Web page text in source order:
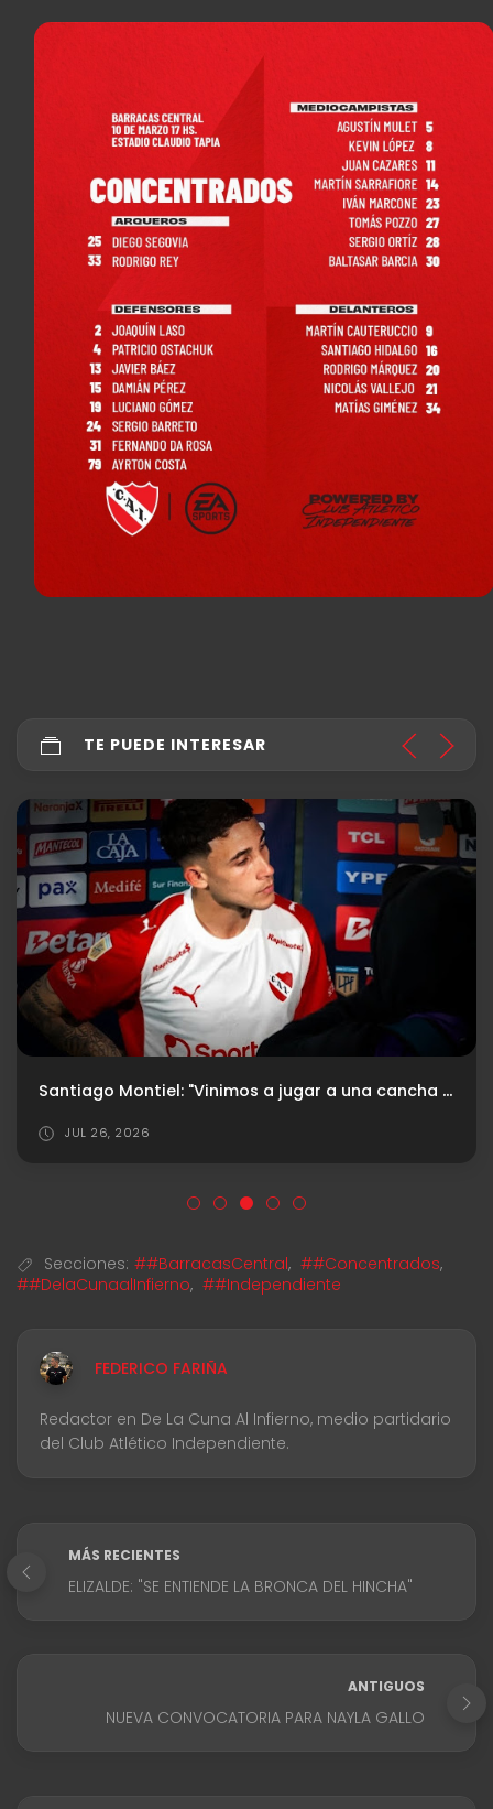
TE PUEDE INTERESAR
Santiago Montiel: "Vinimos a jugar a una cancha muy difícil"
JUL 26, 2026
Secciones: ##BarracasCentral, ##Concentrados,
##DelaCunaalInfierno, ##Independiente
FEDERICO FARIÑA
Redactor en De La Cuna Al Infierno, medio partidario
del Club Atlético Independiente.
MÁS RECIENTES
ELIZALDE: "SE ENTIENDE LA BRONCA DEL HINCHA"
ANTIGUOS
NUEVA CONVOCATORIA PARA NAYLA GALLO